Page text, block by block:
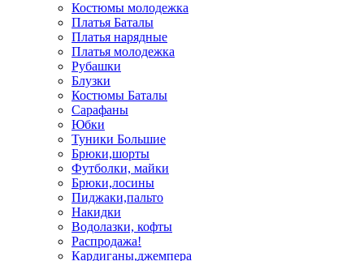
Костюмы молодежка
Платья Баталы
Платья нарядные
Платья молодежка
Рубашки
Блузки
Костюмы Баталы
Сарафаны
Юбки
Туники Большие
Брюки,шорты
Футболки, майки
Брюки,лосины
Пиджаки,пальто
Накидки
Водолазки, кофты
Распродажа!
Кардиганы,джемпера